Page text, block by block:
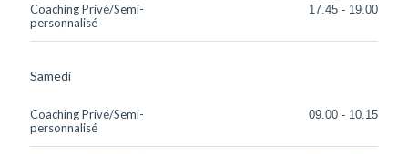
Coaching Privé/Semi-
personnalisé
17.45 - 19.00
Samedi
Coaching Privé/Semi-
personnalisé
09.00 - 10.15